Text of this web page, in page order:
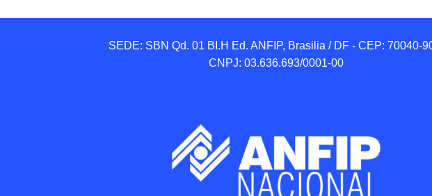
SEDE: SBN Qd. 01 BI.H Ed. ANFIP, Brasilia / DF - CEP: 70040-
CNPJ: 03.636.693/0001-00